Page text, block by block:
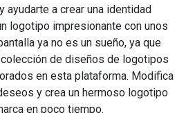
ayudarte a crear una identidad
logotipo impresionante con unos
ya no es un sueño, ya que
de diseños de logotipos
en esta plataforma. Modifica
y crea un hermoso logotipo
en poco tiempo.